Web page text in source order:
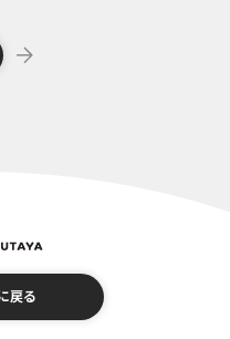
戻る